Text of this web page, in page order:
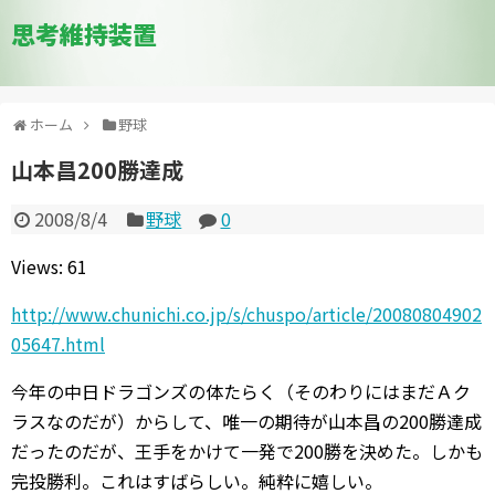
思考維持装置
ホーム 野球
山本昌200勝達成
2008/8/4 野球
0
Views: 61
http://www.chunichi.co.jp/s/chuspo/article/20080804902
05647.html
今年の中日ドラゴンズの体たらく（そのわりにはまだＡク
ラスなのだが）からして、唯一の期待が山本昌の200勝達成
だったのだが、王手をかけて一発で200勝を決めた。しかも
完投勝利。これはすばらしい。純粋に嬉しい。